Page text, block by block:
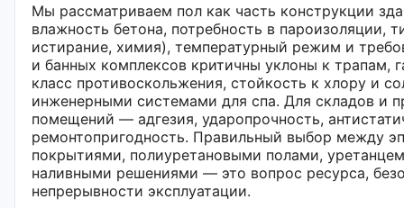
Мы рассматриваем пол как часть конструкции
влажность бетона, потребность в пароизоляции,
истирание, химия), температурный режим и
и банных комплексов критичны уклоны к трапам,
класс противоскольжения, стойкость к хлору и
инженерными системами для спа. Для складов и
помещений — адгезия, ударопрочность,
ремонтопригодность. Правильный выбор между
покрытиями, полиуретановыми полами,
наливными решениями — это вопрос ресурса,
непрерывности эксплуатации.